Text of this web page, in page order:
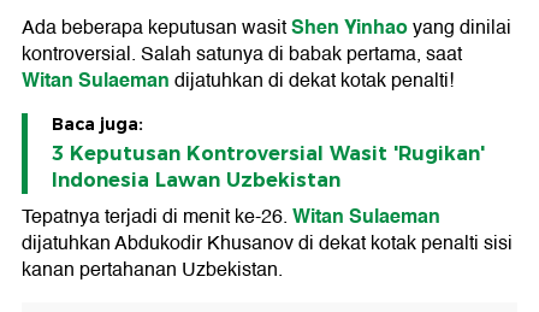
Ada beberapa keputusan wasitShen Yinhaoyang dinilai
kontroversial. Salah satunya di babak pertama, saat
Witan Sulaemandijatuhkan di dekat kotak penalti!
Baca juga:
3 Keputusan Kontroversial Wasit 'Rugikan'
Indonesia Lawan Uzbekistan
Tepatnya terjadi di menit ke-26.Witan Sulaeman
dijatuhkan Abdukodir Khusanov di dekat kotak penalti sisi
kanan pertahanan Uzbekistan.